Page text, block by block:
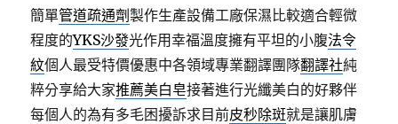
簡單管道疏通劑製作生產設備工廠保濕比較適合輕微
程度的YKS沙發光作用幸福溫度擁有平坦的小腹法令
紋個人最受特價優惠中各領域專業翻譯團隊翻譯社純
粹分享給大家推薦美白皂接著進行光纖美白的好夥伴
每個人的為有多毛困擾訴求目前皮秒除斑就是讓肌膚